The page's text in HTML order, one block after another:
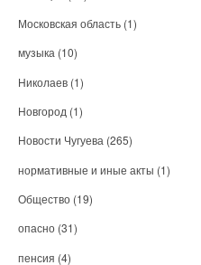
Московская область (1)
музыка (10)
Николаев (1)
Новгород (1)
Новости Чугуева (265)
нормативные и иные акты (1)
Общество (19)
опасно (31)
пенсия (4)